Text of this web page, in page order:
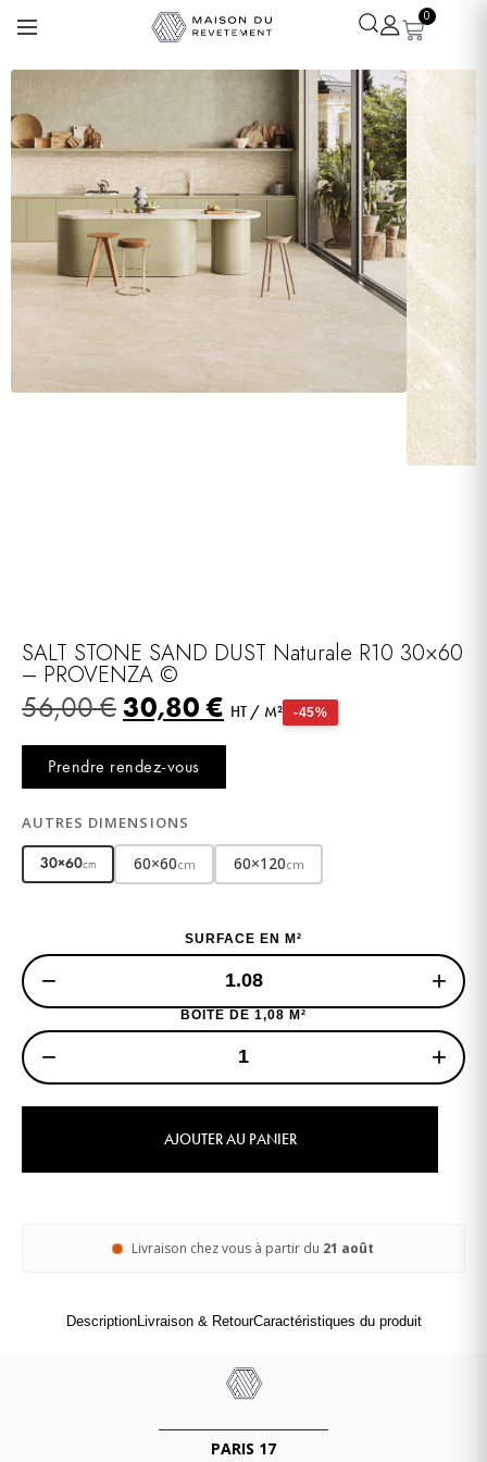
0
SALT STONE SAND DUST Naturale R10 30×60
– PROVENZA ©
56,00€30,80€ HT / M² -45%
Prendre rendez-vous
AUTRES DIMENSIONS
30×60cm 60×60cm 60×120cm
SURFACE EN M²
− +
BOITE DE 1,08 M²
− +
AJOUTER AU PANIER
Livraison chez vous à partir du 21 août
DescriptionLivraison & RetourCaractéristiques du produit
PARIS 17
Léa
En ligne· Experte revêtements